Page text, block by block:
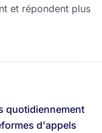
et répondent plus
quotidiennement
d'appels